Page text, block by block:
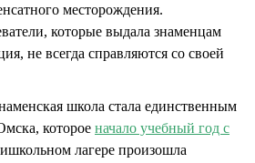
месторождения.
которые выдала знаменцам
не всегда справляются со своей
школа стала единственным
которое начало учебный год с
лагере произошла